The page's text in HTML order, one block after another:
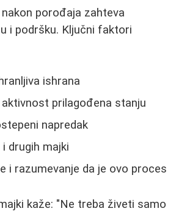
porođaja zahteva
i podršku. Ključni faktori
ishrana
prilagođena stanju
napredak
drugih majki
i razumevanje da je ovo proces
kaže: "Ne treba živeti samo